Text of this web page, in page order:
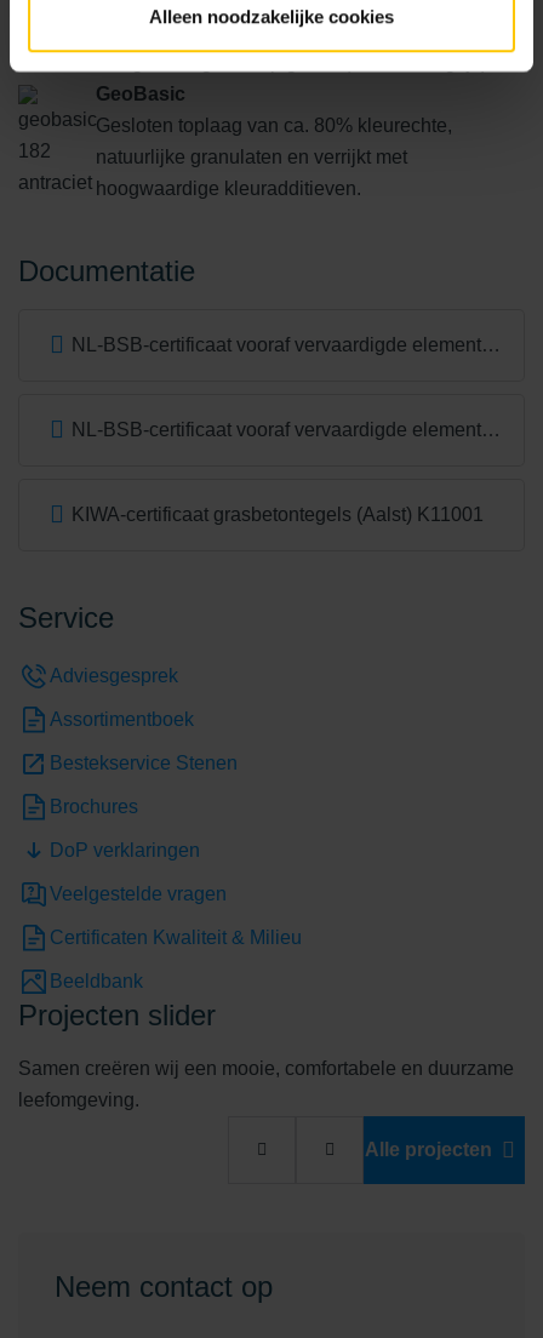
Alleen noodzakelijke cookies
Gesloten toplaag van fijne materialen.
GeoBasic
Gesloten toplaag van ca. 80% kleurechte,
natuurlijke granulaten en verrijkt met
hoogwaardige kleuradditieven.
Documentatie
NL-BSB-certificaat vooraf vervaardigde elementen van beton
NL-BSB-certificaat vooraf vervaardigde elementen van beton (Aalst) K20305
KIWA-certificaat grasbetontegels (Aalst) K11001
Service
Adviesgesprek
Assortimentboek
Bestekservice Stenen
Brochures
DoP verklaringen
Veelgestelde vragen
Certificaten Kwaliteit & Milieu
Beeldbank
Projecten slider
Samen creëren wij een mooie, comfortabele en duurzame
leefomgeving.
Alle projecten
Neem contact op